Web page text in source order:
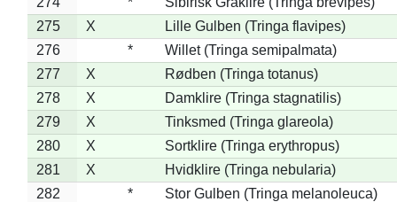
275
X
Lille Gulben (Tringa flavipes)
276
*
Willet (Tringa semipalmata)
277
X
Rødben (Tringa totanus)
278
X
Damklire (Tringa stagnatilis)
279
X
Tinksmed (Tringa glareola)
280
X
Sortklire (Tringa erythropus)
281
X
Hvidklire (Tringa nebularia)
282
*
Stor Gulben (Tringa melanoleuca)